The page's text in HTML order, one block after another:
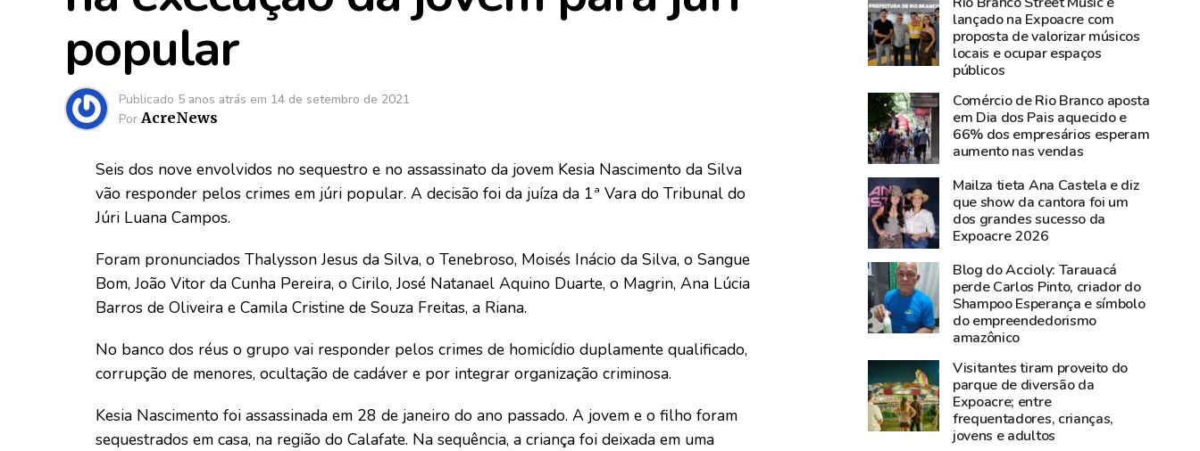
popular
Publicado 5 anos atrás em 14 de setembro de 2021
Por AcreNews
Seis dos nove envolvidos no sequestro e no assassinato da jovem Kesia Nascimento da Silva
vão responder pelos crimes em júri popular. A decisão foi da juíza da 1ª Vara do Tribunal do
Júri Luana Campos.
Foram pronunciados Thalysson Jesus da Silva, o Tenebroso, Moisés Inácio da Silva, o Sangue
Bom, João Vitor da Cunha Pereira, o Cirilo, José Natanael Aquino Duarte, o Magrin, Ana Lúcia
Barros de Oliveira e Camila Cristine de Souza Freitas, a Riana.
No banco dos réus o grupo vai responder pelos crimes de homicídio duplamente qualificado,
corrupção de menores, ocultação de cadáver e por integrar organização criminosa.
Kesia Nascimento foi assassinada em 28 de janeiro do ano passado. A jovem e o filho foram
sequestrados em casa, na região do Calafate. Na sequência, a criança foi deixada em uma
193
181
neste
sábado
por
instabilidade
técnica
Rio
Branco
acompanha
animais
todos
dias
usa
drones
na
Expoacre
lançado na Expoacre com
proposta de valorizar músicos
locais e ocupar espaços
públicos
Comércio de Rio Branco aposta
em Dia dos Pais aquecido e
66% dos empresários esperam
aumento nas vendas
Mailza tieta Ana Castela e diz
que show da cantora foi um
dos grandes sucesso da
Expoacre 2026
Blog do Accioly: Tarauacá
perde Carlos Pinto, criador do
Shampoo Esperança e símbolo
do empreendedorismo
amazônico
Visitantes tiram proveito do
parque de diversão da
Expoacre; entre
frequentadores, crianças,
jovens e adultos